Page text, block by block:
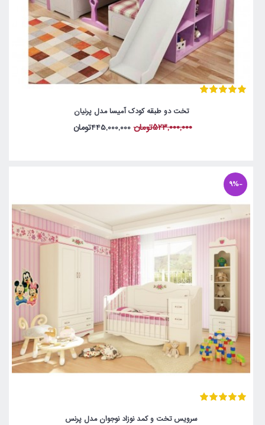
تخت دو طبقه کودک آمیسا مدل پرنیان
523,000,000تومان 445,000,000تومان
-9%
سرویس تخت و کمد نوزاد نوجوان مدل پرنس